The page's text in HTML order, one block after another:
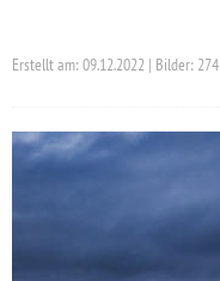
Erstellt am: 09.12.2022 | Bilder: 274